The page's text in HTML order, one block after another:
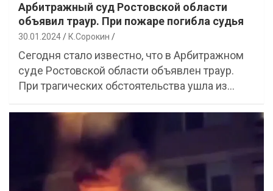
Арбитражный суд Ростовской области
объявил траур. При пожаре погибла судья
30.01.2024 К.Сорокин
Сегодня стало известно, что в Арбитражном
суде Ростовской области объявлен траур.
При трагических обстоятельства ушла из…